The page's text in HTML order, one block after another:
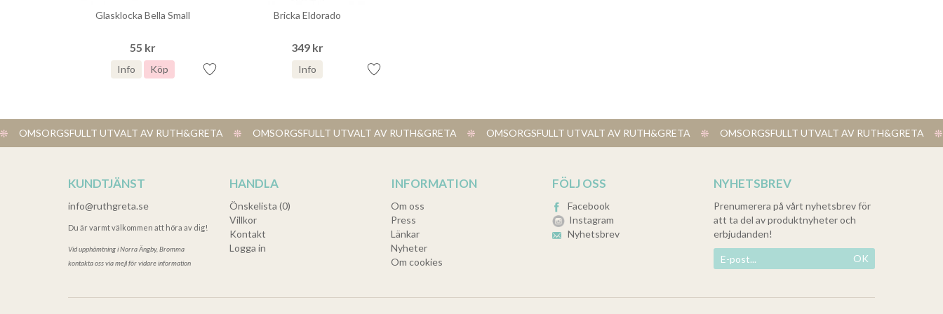
Glasklocka Bella Small
55 kr
Info Köp
Bricka Eldorado
349 kr
Info
OMSORGSFULLT UTVALT AV RUTH&GRETA OMSORGSFULLT UTVALT AV RUTH&GRETA ​ OMSORGSFULLT UTVALT AV RUTH&GRETA ​ OMSORGSFULLT UTVALT AV RUTH&GRETA
KUNDTJÄNST
info@ruthgreta.se
Du är varmt välkommen att höra av dig!
Vid upphämtning iNorra Ängby, Bromma
kontakta oss via mejl för vidare information
HANDLA
Önskelista (0)
Villkor
Kontakt
Logga in
INFORMATION
Om oss
Press
Länkar
Nyheter
Om cookies
FÖLJ OSS
Facebook
Instagram
Nyhetsbrev
NYHETSBREV
Prenumerera på vårt nyhetsbrev för
att ta del av produktnyheter och
erbjudanden!
OK